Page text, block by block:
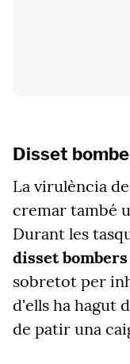
Disset
La virulència
cremar també
Durant les
disset
sobretot per
d'ells ha hagut
de patir una